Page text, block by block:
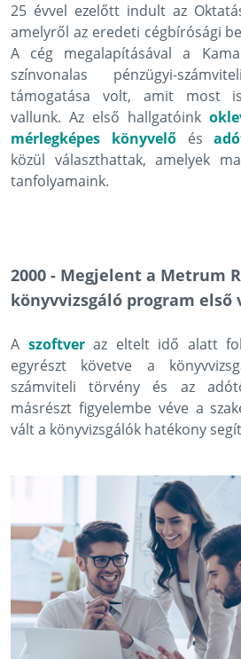
25 évvel ezelőtt indult az
amelyről az eredeti cégbírósági
A cég megalapításával a
színvonalas pénzügyi-
támogatása volt, amit most
vallunk. Az első hallgatóink
mérlegképes könyvelőés
közül választhattak, amelyek
tanfolyamaink.
2000 - Megjelent a Metrum
könyvvizsgáló program első
A szoftveraz eltelt idő alatt
egyrészt követve a
számviteli törvény és az
másrészt figyelembe véve a
vált a könyvizsgálók hatékony